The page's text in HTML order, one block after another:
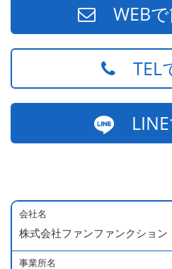
WEBで
TEL
LINE
会社名
株式会社ファンファンクション
事業所名